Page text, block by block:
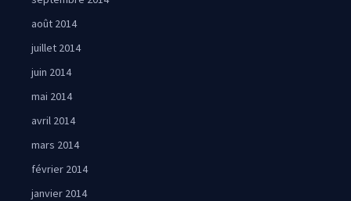
août 2014
juillet 2014
juin 2014
mai 2014
avril 2014
mars 2014
février 2014
janvier 2014